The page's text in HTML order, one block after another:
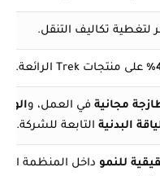
لتغطية تكاليف التنقل.
على منتجات Trek الرائعة.
مجانية في العمل، و
البدنية التابعة للشركة.
للنمو داخل المنظمة